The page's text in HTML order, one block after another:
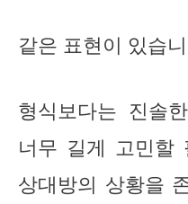
같은 표현이 있습
형식보다는 진솔
너무 길게 고민할
상대방의 상황을